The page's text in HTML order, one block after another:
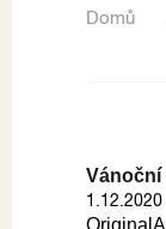
Domů
Vánoční